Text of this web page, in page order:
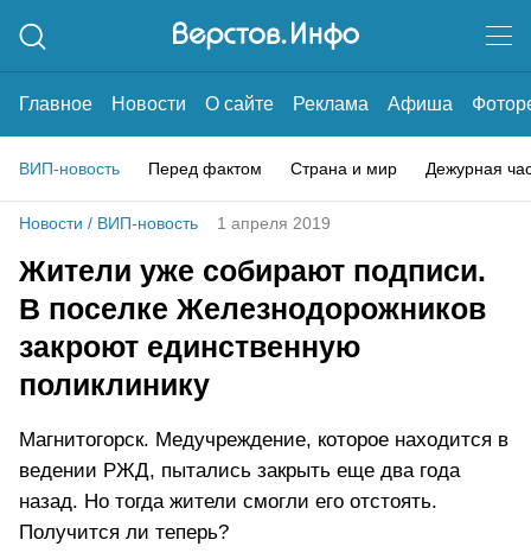
Главное Новости О сайте Реклама Афиша
ВИП-новость Перед фактом Страна и мир Дежурная
Новости / ВИП-новость 1 апреля 2019
Жители уже собирают подписи.
В поселке Железнодорожников
закроют единственную
поликлинику
Магнитогорск. Медучреждение, которое находится в
ведении РЖД, пытались закрыть еще два года
назад. Но тогда жители смогли его отстоять.
Получится ли теперь?